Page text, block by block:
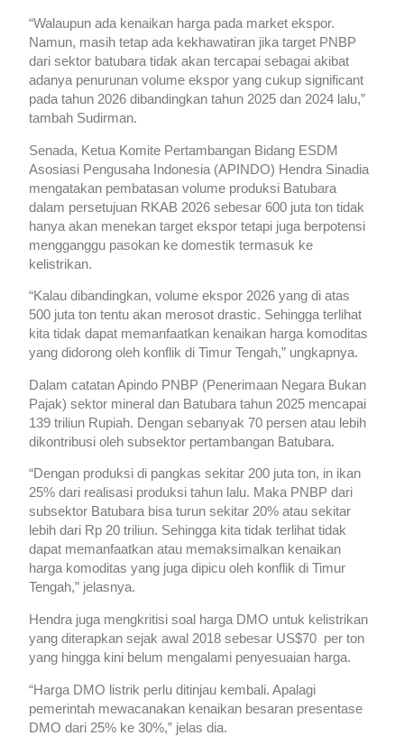
“Walaupun ada kenaikan harga pada market ekspor.
Namun, masih tetap ada kekhawatiran jika target PNBP
dari sektor batubara tidak akan tercapai sebagai akibat
adanya penurunan volume ekspor yang cukup significant
pada tahun 2026 dibandingkan tahun 2025 dan 2024 lalu,”
tambah Sudirman.
Senada, Ketua Komite Pertambangan Bidang ESDM
Asosiasi Pengusaha Indonesia (APINDO) Hendra Sinadia
mengatakan pembatasan volume produksi Batubara
dalam persetujuan RKAB 2026 sebesar 600 juta ton tidak
hanya akan menekan target ekspor tetapi juga berpotensi
mengganggu pasokan ke domestik termasuk ke
kelistrikan.
“Kalau dibandingkan, volume ekspor 2026 yang di atas
500 juta ton tentu akan merosot drastic. Sehingga terlihat
kita tidak dapat memanfaatkan kenaikan harga komoditas
yang didorong oleh konflik di Timur Tengah,” ungkapnya.
Dalam catatan Apindo PNBP (Penerimaan Negara Bukan
Pajak) sektor mineral dan Batubara tahun 2025 mencapai
139 triliun Rupiah. Dengan sebanyak 70 persen atau lebih
dikontribusi oleh subsektor pertambangan Batubara.
“Dengan produksi di pangkas sekitar 200 juta ton, in ikan
25% dari realisasi produksi tahun lalu. Maka PNBP dari
subsektor Batubara bisa turun sekitar 20% atau sekitar
lebih dari Rp 20 triliun. Sehingga kita tidak terlihat tidak
dapat memanfaatkan atau memaksimalkan kenaikan
harga komoditas yang juga dipicu oleh konflik di Timur
Tengah,” jelasnya.
Hendra juga mengkritisi soal harga DMO untuk kelistrikan
yang diterapkan sejak awal 2018 sebesar US$70 per ton
yang hingga kini belum mengalami penyesuaian harga.
“Harga DMO listrik perlu ditinjau kembali. Apalagi
pemerintah mewacanakan kenaikan besaran presentase
DMO dari 25% ke 30%,” jelas dia.